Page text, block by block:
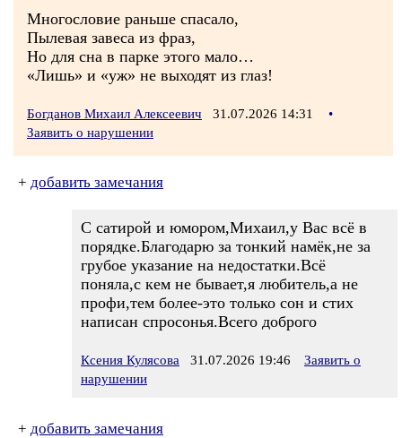
Многословие раньше спасало,
Пылевая завеса из фраз,
Но для сна в парке этого мало…
«Лишь» и «уж» не выходят из глаз!
Богданов Михаил Алексеевич 31.07.2026 14:31
•
Заявить о нарушении
+ добавить замечания
С сатирой и юмором,Михаил,у Вас всё в
порядке.Благодарю за тонкий намёк,не за
грубое указание на недостатки.Всё
поняла,с кем не бывает,я любитель,а не
профи,тем более-это только сон и стих
написан спросонья.Всего доброго
Ксения Кулясова 31.07.2026 19:46
Заявить о
нарушении
+ добавить замечания